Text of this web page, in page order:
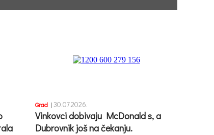
Grad | 30.07.2026.
Vinkovci dobivaju McDonald s, a
Dubrovnik još na čekanju.